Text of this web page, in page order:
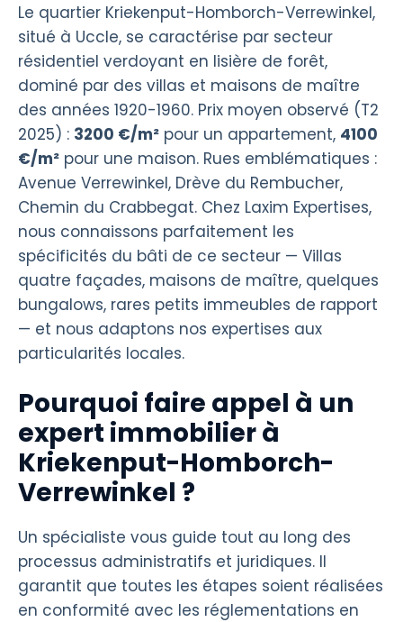
Le quartier Kriekenput-Homborch-Verrewinkel,
situé à Uccle, se caractérise par secteur
résidentiel verdoyant en lisière de forêt,
dominé par des villas et maisons de maître
des années 1920-1960. Prix moyen observé (T2
2025) : 3200 €/m² pour un appartement, 4100
€/m² pour une maison. Rues emblématiques :
Avenue Verrewinkel, Drève du Rembucher,
Chemin du Crabbegat. Chez Laxim Expertises,
nous connaissons parfaitement les
spécificités du bâti de ce secteur — Villas
quatre façades, maisons de maître, quelques
bungalows, rares petits immeubles de rapport
— et nous adaptons nos expertises aux
particularités locales.
Pourquoi faire appel à un
expert immobilier à
Kriekenput-Homborch-
Verrewinkel ?
Un spécialiste vous guide tout au long des
processus administratifs et juridiques. Il
garantit que toutes les étapes soient réalisées
en conformité avec les réglementations en